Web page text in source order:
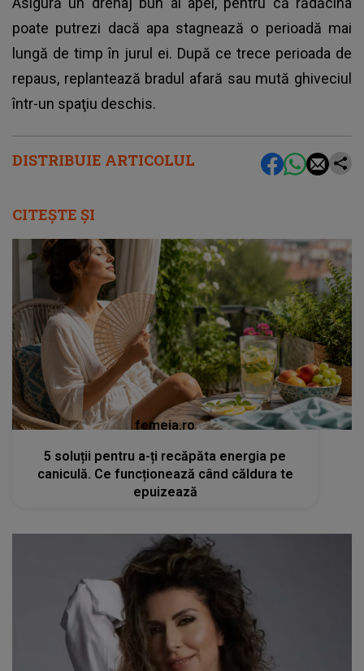
DISTRIBUIE ARTICOLUL
poate putrezi dacă apa stagnează o perioadă mai
lungă de timp în jurul ei. După ce trece perioada de
repaus, replantează bradul afară sau mută ghiveciul
într-un spaţiu deschis.
CITEȘTE ȘI
femeia.ro
5 soluții pentru a-ți recăpăta energia pe
caniculă. Ce funcționează când căldura te
epuizează